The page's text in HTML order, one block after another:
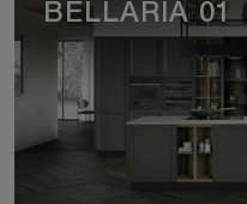
BELLARIA 01